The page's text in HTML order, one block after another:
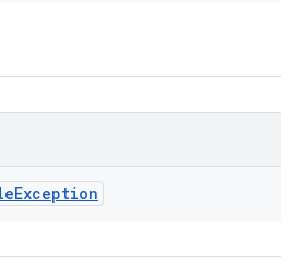
Exception